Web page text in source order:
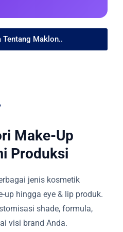
Tentang Maklon..
Make-Up
Produksi
jenis kosmetik
up hingga eye & lip produk.
shade, formula,
visi brand Anda.